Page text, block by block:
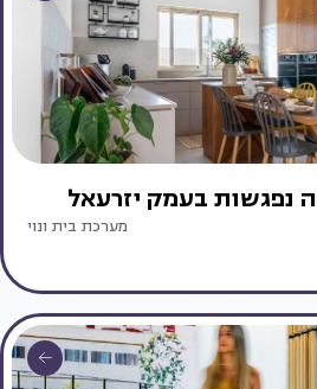
נפגשות בעמק יזרעאל
מערכת בית ונוי